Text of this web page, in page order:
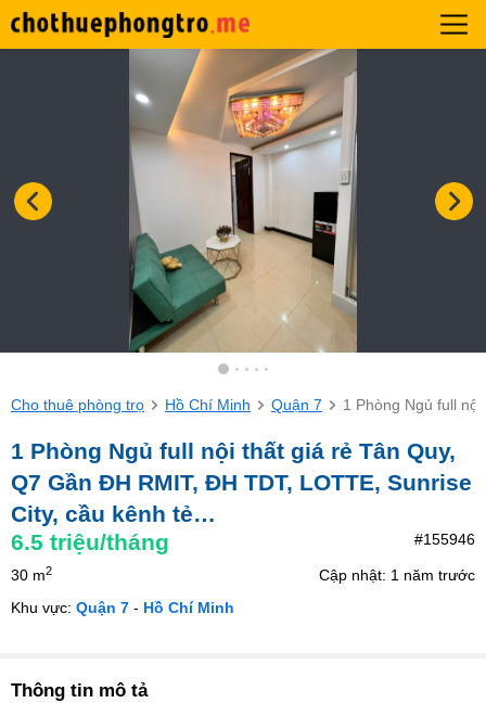
Cho thuê phòng trọ Hồ Chí Minh Quận 7 1 Phòng Ngủ full
1 Phòng Ngủ full nội thất giá rẻ Tân Quy,
Q7 Gần ĐH RMIT, ĐH TDT, LOTTE, Sunrise
City, cầu kênh tẻ…
6.5 triệu/tháng #155946
30 m2
Cập nhật: 1 năm trước
Khu vực: Quận 7 - Hồ Chí Minh
Thông tin mô tả